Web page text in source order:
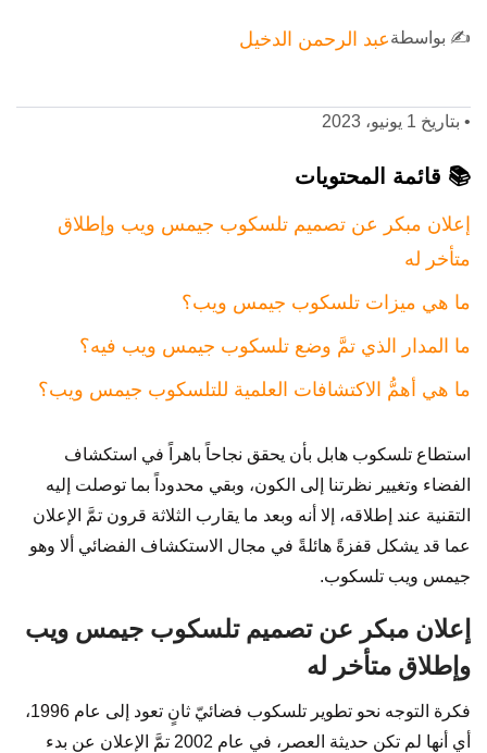
✍️ بواسطةعبد الرحمن الدخيل
• بتاريخ 1 يونيو، 2023
📚 قائمة المحتويات
إعلان مبكر عن تصميم تلسكوب جيمس ويب وإطلاق
متأخر له
ما هي ميزات تلسكوب جيمس ويب؟
ما المدار الذي تمَّ وضع تلسكوب جيمس ويب فيه؟
ما هي أهمُّ الاكتشافات العلمية للتلسكوب جيمس ويب؟
استطاع تلسكوب هابل بأن يحقق نجاحاً باهراً في استكشاف
الفضاء وتغيير نظرتنا إلى الكون، وبقي محدوداً بما توصلت إليه
التقنية عند إطلاقه، إلا أنه وبعد ما يقارب الثلاثة قرون تمَّ الإعلان
عما قد يشكل قفزةً هائلةً في مجال الاستكشاف الفضائي ألا وهو
جيمس ويب تلسكوب.
إعلان مبكر عن تصميم تلسكوب جيمس ويب
وإطلاق متأخر له
فكرة التوجه نحو تطوير تلسكوب فضائيّ ثانٍ تعود إلى عام 1996،
أي أنها لم تكن حديثة العصر، في عام 2002 تمَّ الإعلان عن بدء